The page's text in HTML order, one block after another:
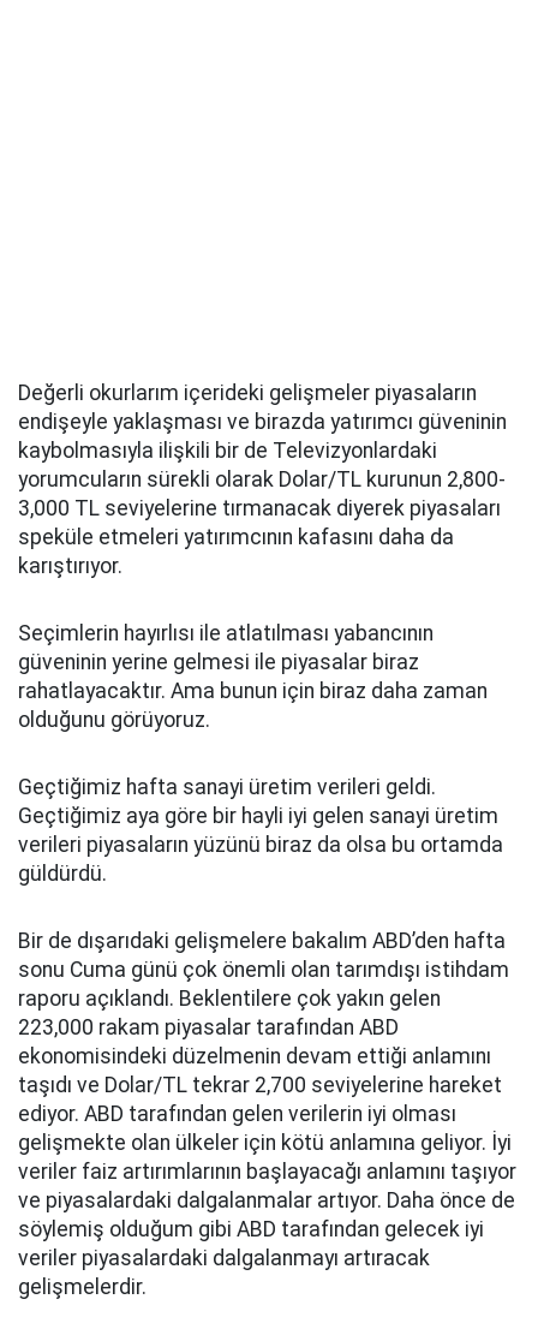
Değerli okurlarım içerideki gelişmeler piyasaların
endişeyle yaklaşması ve birazda yatırımcı güveninin
kaybolmasıyla ilişkili bir de Televizyonlardaki
yorumcuların sürekli olarak Dolar/TL kurunun 2,800-
3,000 TL seviyelerine tırmanacak diyerek piyasaları
speküle etmeleri yatırımcının kafasını daha da
karıştırıyor.
Seçimlerin hayırlısı ile atlatılması yabancının
güveninin yerine gelmesi ile piyasalar biraz
rahatlayacaktır. Ama bunun için biraz daha zaman
olduğunu görüyoruz.
Geçtiğimiz hafta sanayi üretim verileri geldi.
Geçtiğimiz aya göre bir hayli iyi gelen sanayi üretim
verileri piyasaların yüzünü biraz da olsa bu ortamda
güldürdü.
Bir de dışarıdaki gelişmelere bakalım ABD’den hafta
sonu Cuma günü çok önemli olan tarımdışı istihdam
raporu açıklandı. Beklentilere çok yakın gelen
223,000 rakam piyasalar tarafından ABD
ekonomisindeki düzelmenin devam ettiği anlamını
taşıdı ve Dolar/TL tekrar 2,700 seviyelerine hareket
ediyor. ABD tarafından gelen verilerin iyi olması
gelişmekte olan ülkeler için kötü anlamına geliyor. İyi
veriler faiz artırımlarının başlayacağı anlamını taşıyor
ve piyasalardaki dalgalanmalar artıyor. Daha önce de
söylemiş olduğum gibi ABD tarafından gelecek iyi
veriler piyasalardaki dalgalanmayı artıracak
gelişmelerdir.